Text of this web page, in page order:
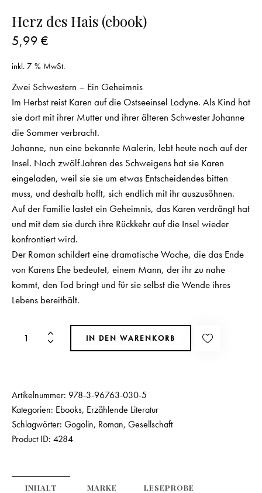
Herz des Hais (ebook)
5,99 €
inkl. 7 % MwSt.
Zwei Schwestern – Ein Geheimnis
Im Herbst reist Karen auf die Ostseeinsel Lodyne. Als Kind hat
sie dort mit ihrer Mutter und ihrer älteren Schwester Johanne
die Sommer verbracht.
Johanne, nun eine bekannte Malerin, lebt heute noch auf der
Insel. Nach zwölf Jahren des Schweigens hat sie Karen
eingeladen, weil sie sie um etwas Entscheidendes bitten
muss, und deshalb hofft, sich endlich mit ihr auszusöhnen.
Auf der Familie lastet ein Geheimnis, das Karen verdrängt hat
und mit dem sie durch ihre Rückkehr auf die Insel wieder
konfrontiert wird.
Der Roman schildert eine dramatische Woche, die das Ende
von Karens Ehe bedeutet, einem Mann, der ihr zu nahe
kommt, den Tod bringt und für sie selbst die Wende ihres
Lebens bereithält.
IN DEN WARENKORB
Artikelnummer: 978-3-96763-030-5
Kategorien: Ebooks, Erzählende Literatur
Schlagwörter: Gogolin, Roman, Gesellschaft
Product ID: 4284
INHALT MARKE LESEPROBE